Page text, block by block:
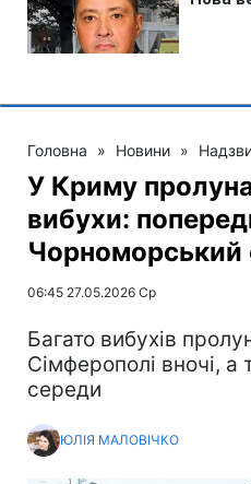
Головна » Новини »
У Криму
вибухи:
06:45 27.05.2026 Ср
Багато вибухів
Сімферополі вночі, а
середи
ЮЛІЯ МАЛОВІЧКО